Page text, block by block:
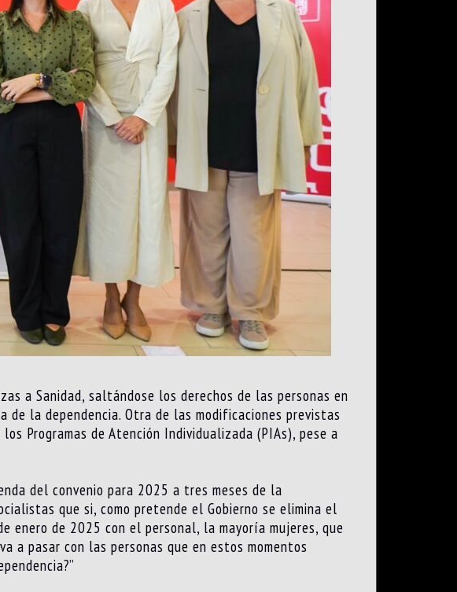
a Sanidad, saltándose los derechos de las personas en
la dependencia. Otra de las modificaciones previstas
Programas de Atención Individualizada (PIAs), pese a
del convenio para 2025 a tres meses de la
que si, como pretende el Gobierno se elimina el
enero de 2025 con el personal, la mayoría mujeres, que
a pasar con las personas que en estos momentos